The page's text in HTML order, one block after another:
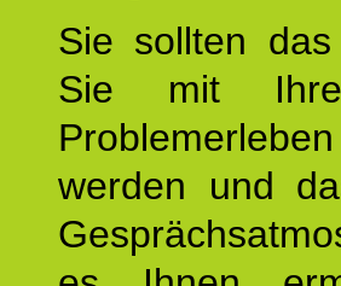
Sie sollten
Sie mit
werden und